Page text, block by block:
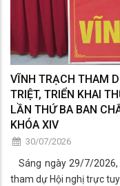
VĨNH TRẠCH THAM
TRIỆT, TRIỂN KHAI
LẦN THỨ BA BAN
KHÓA XIV
30/07/2026
Sáng ngày 29/7/2026,
tham dự Hội nghị trực